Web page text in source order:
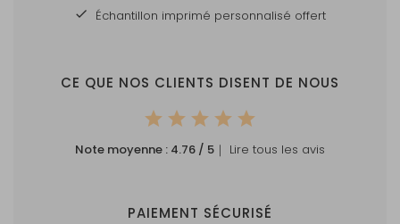
Échantillon imprimé personnalisé offert
CE QUE NOS CLIENTS DISENT DE NOUS
Note moyenne : 4.76 / 5 ｜ Lire tous les avis
PAIEMENT SÉCURISÉ